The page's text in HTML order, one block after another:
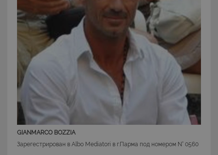
GIANMARCO BOZZIA
Зарегестрирован в Albo Mediatori в г.Парма под номером N° 0560